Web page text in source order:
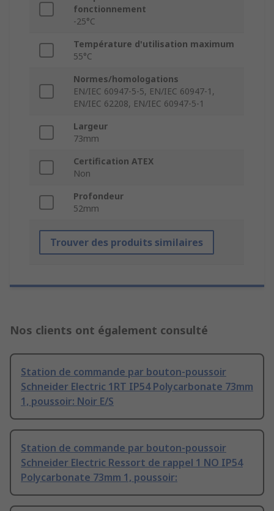
fonctionnement
-25°C
Température d'utilisation maximum
55°C
Normes/homologations
EN/IEC 60947-5-5, EN/IEC 60947-1,
EN/IEC 62208, EN/IEC 60947-5-1
Largeur
73mm
Certification ATEX
Non
Profondeur
52mm
Trouver des produits similaires
Nos clients ont également consulté
Station de commande par bouton-poussoir
Schneider Electric 1RT IP54 Polycarbonate 73mm
1, poussoir: Noir E/S
Station de commande par bouton-poussoir
Schneider Electric Ressort de rappel 1 NO IP54
Polycarbonate 73mm 1, poussoir: